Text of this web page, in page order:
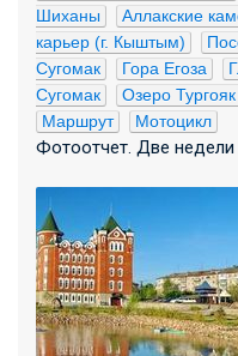
Шиханы
Аллакские
карьер (г. Кыштым)
Сугомак
Гора Егоза
Сугомак
Озеро Тургояк
Маршрут
Мотоцикл
Фотоотчет. Две недели